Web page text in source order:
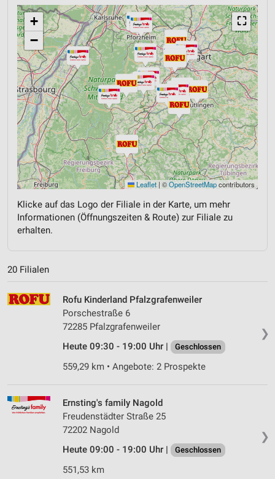
⛶
+
−
Leaflet | ©OpenStreetMapcontributors
Klicke auf das Logo der Filiale in der Karte, um mehr
Informationen (Öffnungszeiten & Route) zur Filiale zu
erhalten.
20 Filialen
❯
Rofu Kinderland Pfalzgrafenweiler
Porschestraße 6
72285 Pfalzgrafenweiler
Heute 09:30 - 19:00 Uhr |
Geschlossen
559,29 km • Angebote: 2 Prospekte
❯
Ernsting's family Nagold
Freudenstädter Straße 25
72202 Nagold
Heute 09:00 - 19:00 Uhr |
Geschlossen
551,53 km